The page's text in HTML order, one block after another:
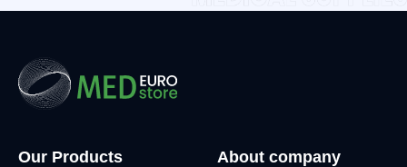
Our Products About company